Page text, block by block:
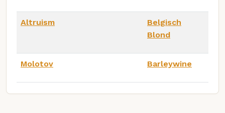
Altruism
Belgisch
Blond
Molotov Barleywine